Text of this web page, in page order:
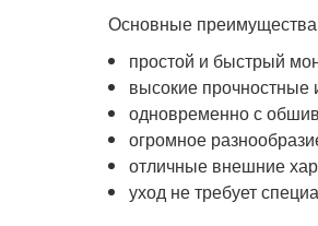
Основные преимущества
простой и быстрый
высокие прочностные
одновременно с
огромное
отличные внешние
уход не требует